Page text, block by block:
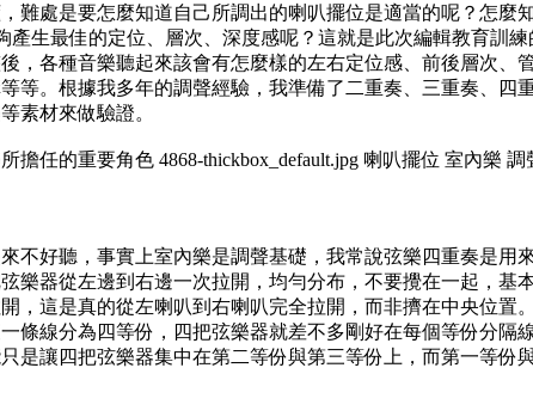
難處是要怎麼知道自己所調出的喇叭擺位是適當的呢？怎麼
產生最佳的定位、層次、深度感呢？這就是此次編輯教育訓練
，各種音樂聽起來該會有怎麼樣的左右定位感、前後層次、
等。根據我多年的調聲經驗，我準備了二重奏、三重奏、四
素材來做驗證。
不好聽，事實上室內樂是調聲基礎，我常說弦樂四重奏是用
樂器從左邊到右邊一次拉開，均勻分布，不要攪在一起，基
，這是真的從左喇叭到右喇叭完全拉開，而非擠在中央位置
條線分為四等份，四把弦樂器就差不多剛好在每個等份分隔
是讓四把弦樂器集中在第二等份與第三等份上，而第一等份